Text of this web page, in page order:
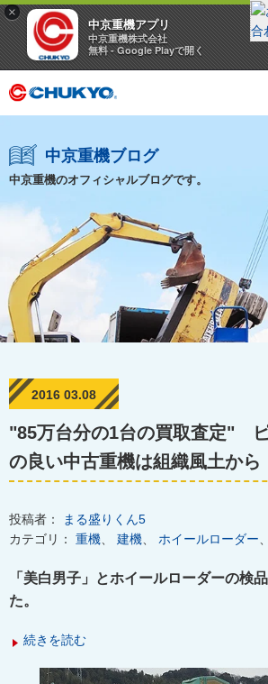
×
中京重機アプリ
中京重機株式会社
無料 - Google Playで開く
中京重機ブログ
中京重機のオフィシャルブログです。
2016 03.08
"85万台分の1台の買取査定"
の良い中古重機は組織風土から
投稿者：
まる盛りくん5
カテゴリ： 重機 建機 ホイールローダー
「美白男子」とホイールローダーの検
た。
続きを読む